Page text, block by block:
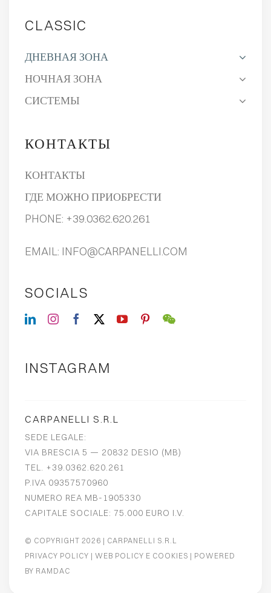
CLASSIC
ДНЕВНАЯ ЗОНА
НОЧНАЯ ЗОНА
СИСТЕМЫ
КОНТАКТЫ
КОНТАКТЫ
ГДЕ МОЖНО ПРИОБРЕСТИ
PHONE: +39.0362.620.261
EMAIL: INFO@CARPANELLI.COM
SOCIALS
INSTAGRAM
CARPANELLI S.R.L
SEDE LEGALE:
VIA BRESCIA 5 — 20832 DESIO (MB)
TEL. +39.0362.620.261
P.IVA 09357570960
NUMERO REA MB-1905330
CAPITALE SOCIALE: 75.000 EURO I.V.
© COPYRIGHT 2026 | CARPANELLI S.R.L
PRIVACY POLICY |WEB POLICY E COOKIES | POWERED
BY RAMDAC